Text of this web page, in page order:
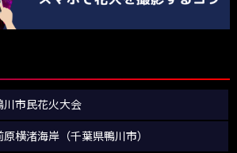
川市民花火大会
原横渚海岸（千葉県鴨川市）